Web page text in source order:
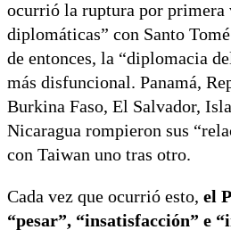
ocurrió la ruptura por primera
diplomáticas” con Santo
de entonces, la “diplomacia
más disfuncional. Panamá,
Burkina Faso, El Salvador,
Nicaragua rompieron sus
con Taiwan uno tras otro.
Cada vez que ocurrió esto, el
“pesar”, “insatisfacción” e